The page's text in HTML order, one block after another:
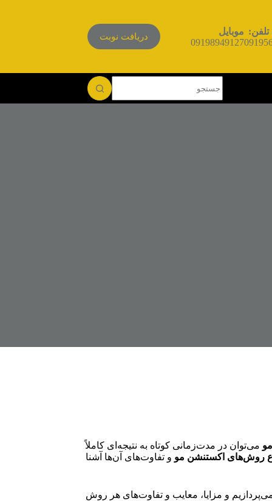
موبایل
09198949127
دریافت نوبت
می‌توان در مدت‌زمانی کوتاه به نتیجه‌ای کاملاً
روش‌های اکستنشن مو و تفاوت‌های آن‌ها آشنا
و مزایا، معایب و تفاوت‌های هر روش